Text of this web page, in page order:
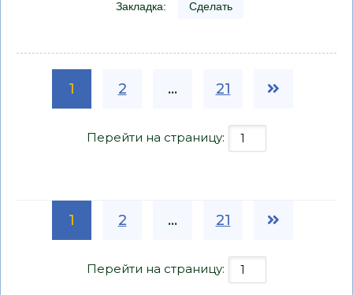
Закладка: Сделать
1 2 ... 21
Перейти на страницу:
1 2 ... 21
Перейти на страницу: